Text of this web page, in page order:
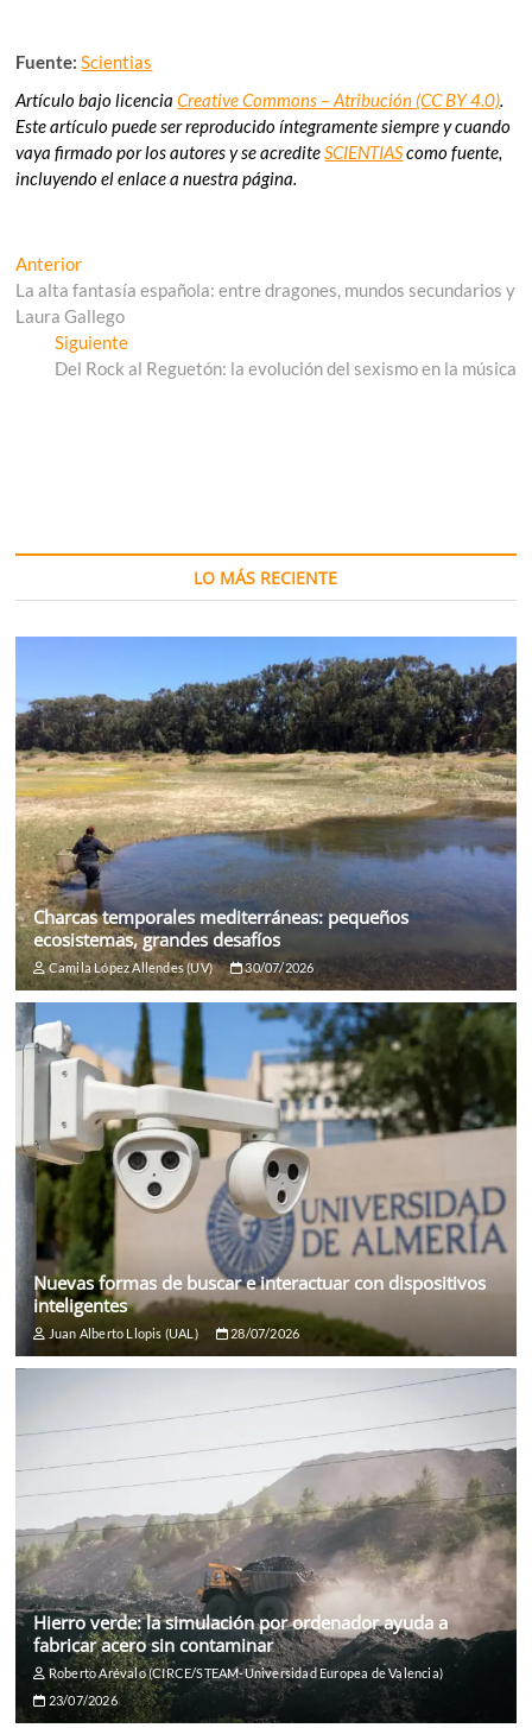
Fuente: Scientias
Artículo bajo licenciaCreative Commons – Atribución (CC BY 4.0).
Este artículo puede ser reproducido íntegramente siempre y cuando
vaya firmado por los autores y se acrediteSCIENTIAScomo fuente,
incluyendo el enlace a nuestra página.
Navegación
de
entradas
AnteriorEntrada
anterior:
La alta fantasía española: entre dragones, mundos secundarios y
Laura Gallego
SiguienteEntrada
siguiente:
Del Rock al Reguetón: la evolución del sexismo en la música
LO MÁS RECIENTE
Charcas temporales mediterráneas: pequeños
ecosistemas, grandes desafíos
Camila López Allendes (UV) 30/07/2026
Nuevas formas de buscar e interactuar con dispositivos
inteligentes
Juan Alberto Llopis (UAL) 28/07/2026
Hierro verde: la simulación por ordenador ayuda a
fabricar acero sin contaminar
Roberto Arévalo (CIRCE/STEAM-Universidad Europea de Valencia)
23/07/2026